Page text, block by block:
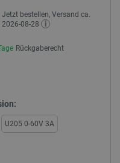
Jetzt bestellen, Versand ca.
2026-08-28
i
Rückgaberecht
U205 0-60V 3A